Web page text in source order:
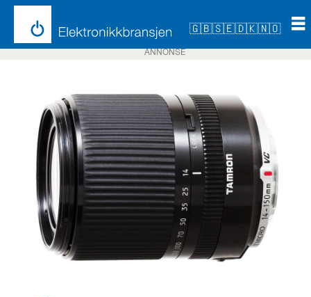
🇬🇧🇸🇪🇩🇰🇳🇴
ANNONSE